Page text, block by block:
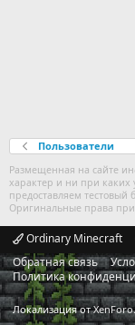
Пользователи
Размещенная на сайте
характер и ни при каких
предоставляем
Оригинальные права
Ordinary Minecraft
Обратная связь
Политика
Локализация от